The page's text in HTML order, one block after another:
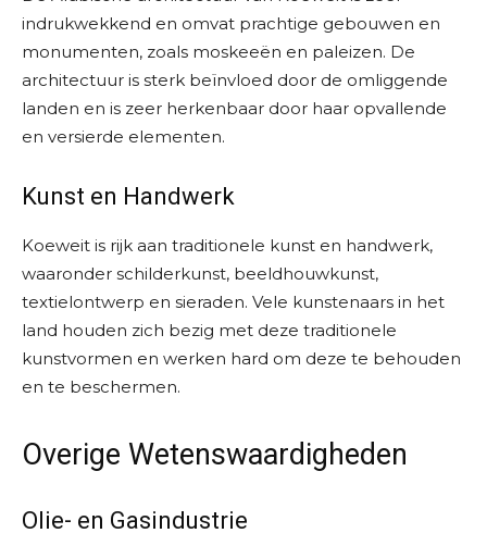
indrukwekkend en omvat prachtige gebouwen en
monumenten, zoals moskeeën en paleizen. De
architectuur is sterk beïnvloed door de omliggende
landen en is zeer herkenbaar door haar opvallende
en versierde elementen.
Kunst en Handwerk
Koeweit is rijk aan traditionele kunst en handwerk,
waaronder schilderkunst, beeldhouwkunst,
textielontwerp en sieraden. Vele kunstenaars in het
land houden zich bezig met deze traditionele
kunstvormen en werken hard om deze te behouden
en te beschermen.
Overige Wetenswaardigheden
Olie- en Gasindustrie